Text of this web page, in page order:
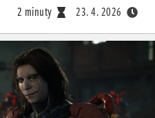
2 minuty 23. 4. 2026